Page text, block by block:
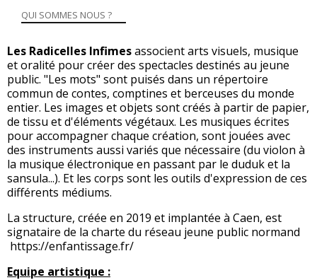
QUI SOMMES NOUS ?
Les Radicelles Infimesassocient arts visuels, musique
et oralité pour créer des spectacles destinés au jeune
public. "Les mots" sont puisés dans un répertoire
commun de contes, comptines et berceuses du monde
entier. Les images et objets sont créés à partir de papier,
de tissu et d'éléments végétaux. Les musiques écrites
pour accompagner chaque création, sont jouées avec
des instruments aussi variés que nécessaire (du violon à
la musique électronique en passant par le duduk et la
sansula...). Et les corps sont les outils d'expression de ces
différents médiums.
La structure, créée en 2019 et implantée à Caen, est
signataire de la charte du réseau jeune public normand
https://enfantissage.fr/
Equipe artistique :